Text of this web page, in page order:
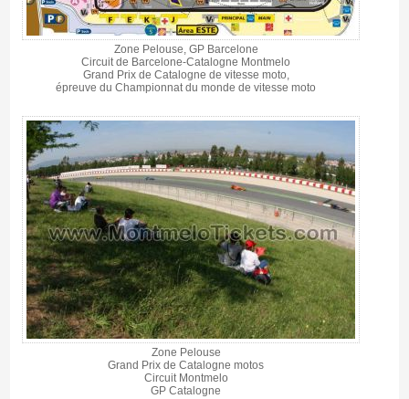
Zone Pelouse, GP Barcelone
Circuit de Barcelone-Catalogne Montmelo
Grand Prix de Catalogne de vitesse moto,
épreuve du Championnat du monde de vitesse moto
Zone Pelouse
Grand Prix de Catalogne motos
Circuit Montmelo
GP Catalogne